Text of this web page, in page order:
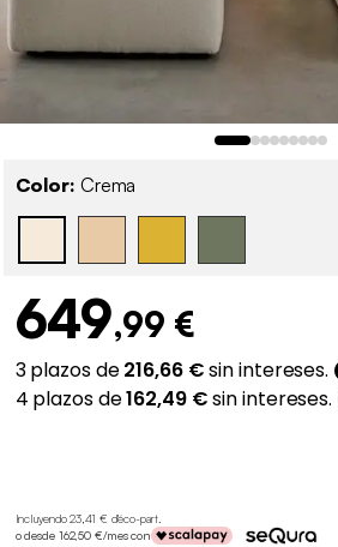
Color: Crema
649,99 €
Incluyendo 23,41 € d'éco-part.
o desde 162,50 €/mes con